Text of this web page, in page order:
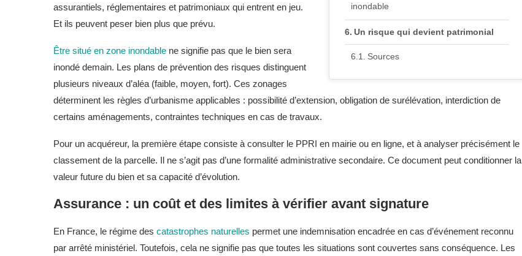
inondable
Un risque qui devient patrimonial
Sources
assurantiels, réglementaires et patrimoniaux qui entrent en jeu.
Et ils peuvent peser bien plus que prévu.
Être situé en zone inondable ne signifie pas que le bien sera
inondé demain. Les plans de prévention des risques distinguent
plusieurs niveaux d’aléa (faible, moyen, fort). Ces zonages
déterminent les règles d’urbanisme applicables : possibilité d’extension, obligation de surélévation, interdiction de
certains aménagements, contraintes techniques en cas de travaux.
Pour un acquéreur, la première étape consiste à consulter le PPRI en mairie ou en ligne, et à analyser précisément le
classement de la parcelle. Il ne s’agit pas d’une formalité administrative secondaire. Ce document peut conditionner la
valeur future du bien et sa capacité d’évolution.
Assurance : un coût et des limites à vérifier avant signature
En France, le régime des catastrophes naturelles permet une indemnisation encadrée en cas d’événement reconnu
par arrêté ministériel. Toutefois, cela ne signifie pas que toutes les situations sont couvertes sans conséquence. Les